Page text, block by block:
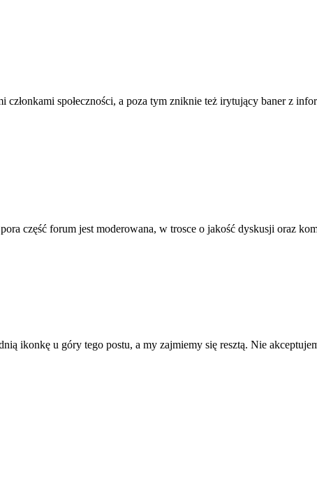
społeczności, a poza tym zniknie też irytujący baner z
część forum jest moderowana, w trosce o jakość dyskusji oraz
ikonkę u góry tego postu, a my zajmiemy się resztą. Nie